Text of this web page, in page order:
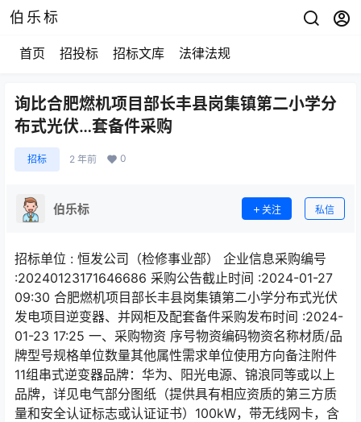
伯乐标
首页 招投标 招标文库 法律法规
询比合肥燃机项目部长丰县岗集镇第二小学分
布式光伏…套备件采购
招标 2 年前 0
伯乐标 关注 私信
招标单位 : 恒发公司（检修事业部） 企业信息采购编号
:20240123171646686 采购公告截止时间 :2024-01-27
09:30 合肥燃机项目部长丰县岗集镇第二小学分布式光伏
发电项目逆变器、并网柜及配套备件采购发布时间 :2024-
01-23 17:25 一、采购物资 序号物资编码物资名称材质/品
牌型号规格单位数量其他属性需求单位使用方向备注附件
11组串式逆变器品牌：华为、阳光电源、锦浪同等或以上
品牌，详见电气部分图纸（提供具有相应资质的第三方质
量和安全认证标志或认证证书）100kW，带无线网卡，含